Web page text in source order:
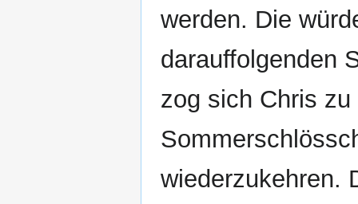
werden. Die
darauffolgenden
zog sich Chris
wiederzukehren.